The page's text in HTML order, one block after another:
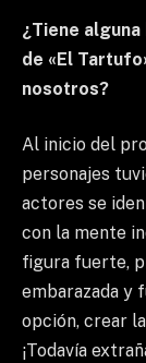
¿Tiene
de «El
nosotros?
Al inicio del
personajes
actores se
con la mente
figura fuerte,
embarazada y
opción, crear
¡Todavía